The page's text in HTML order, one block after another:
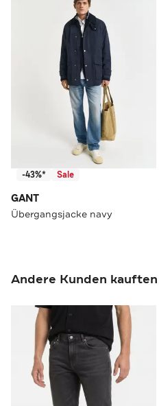
-43%* Sale
GANT
Übergangsjacke navy
Andere Kunden kauften